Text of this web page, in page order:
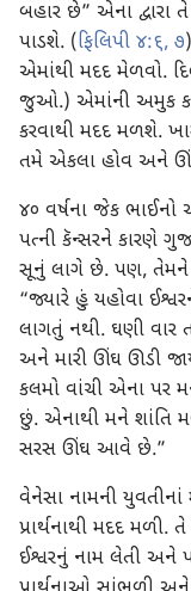
બહાર છે” એના દ્વારા
પાડશે. (ફિલિપી ૪:૬, ૭
એમાંથી મદદ મેળવો.
જુઓ.) એમાંની અમુક
કરવાથી મદદ મળશે.
તમે એકલા હોવ અને
૪૦ વર્ષના જેક
પત્ની કૅન્સરને કારણે
સૂનું લાગે છે. પણ, તેમને
“જ્યારે હું યહોવા
લાગતું નથી. ઘણી વાર
અને મારી ઊંઘ ઊડી
કલમો વાંચી એના પર
છું. એનાથી મને શાંતિ
સરસ ઊંઘ આવે છે.”
વેનેસા નામની
પ્રાર્થનાથી મદદ
ઈશ્વરનું નામ લેતી અને